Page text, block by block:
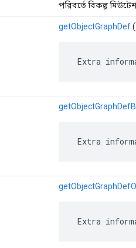
পরিবর্তে বিকল্প
getObjectGraphDef
Extra
Extra
Extra